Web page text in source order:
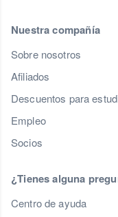
Nuestra compañía
Sobre nosotros
Afiliados
Descuentos para
Empleo
Socios
¿Tienes alguna
Centro de ayuda